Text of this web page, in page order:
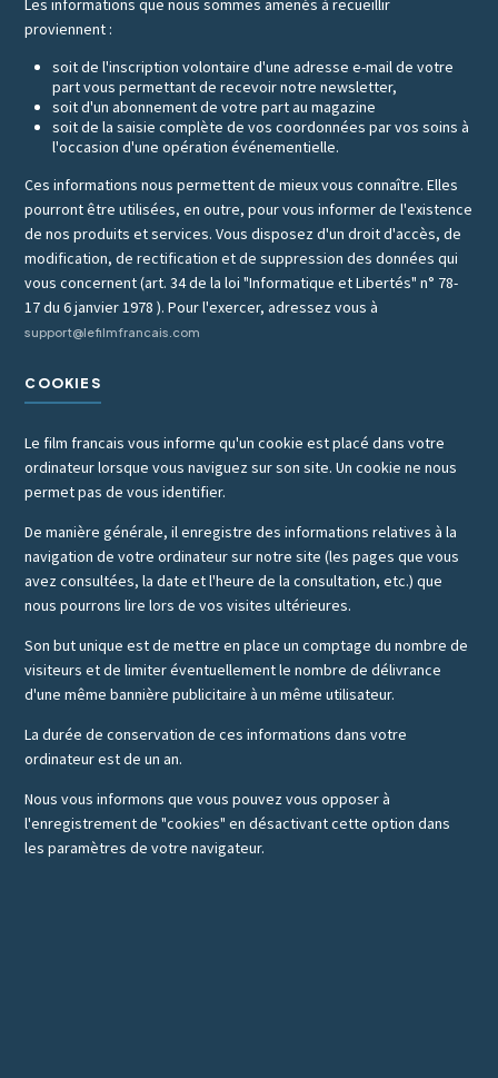
Les informations que nous sommes amenés à recueillir
proviennent :
soit de l'inscription volontaire d'une adresse e-mail de votre
part vous permettant de recevoir notre newsletter,
soit d'un abonnement de votre part au magazine
soit de la saisie complète de vos coordonnées par vos soins à
l'occasion d'une opération événementielle.
Ces informations nous permettent de mieux vous connaître. Elles
pourront être utilisées, en outre, pour vous informer de l'existence
de nos produits et services. Vous disposez d'un droit d'accès, de
modification, de rectification et de suppression des données qui
vous concernent (art. 34 de la loi "Informatique et Libertés" n° 78-
17 du 6 janvier 1978 ). Pour l'exercer, adressez vous à
support@lefilmfrancais.com
COOKIES
Le film francais vous informe qu'un cookie est placé dans votre
ordinateur lorsque vous naviguez sur son site. Un cookie ne nous
permet pas de vous identifier.
De manière générale, il enregistre des informations relatives à la
navigation de votre ordinateur sur notre site (les pages que vous
avez consultées, la date et l'heure de la consultation, etc.) que
nous pourrons lire lors de vos visites ultérieures.
Son but unique est de mettre en place un comptage du nombre de
visiteurs et de limiter éventuellement le nombre de délivrance
d'une même bannière publicitaire à un même utilisateur.
La durée de conservation de ces informations dans votre
ordinateur est de un an.
Nous vous informons que vous pouvez vous opposer à
l'enregistrement de "cookies" en désactivant cette option dans
les paramètres de votre navigateur.